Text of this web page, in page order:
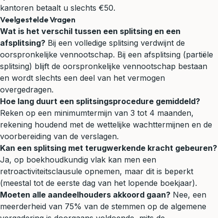
kantoren betaalt u slechts €50.
Veelgestelde Vragen
Wat is het verschil tussen een splitsing en een
afsplitsing? Bij een volledige splitsing verdwijnt de
oorspronkelijke vennootschap. Bij een afsplitsing (partiële
splitsing) blijft de oorspronkelijke vennootschap bestaan
en wordt slechts een deel van het vermogen
overgedragen.
Hoe lang duurt een splitsingsprocedure gemiddeld?
Reken op een minimumtermijn van 3 tot 4 maanden,
rekening houdend met de wettelijke wachttermijnen en de
voorbereiding van de verslagen.
Kan een splitsing met terugwerkende kracht gebeuren?
Ja, op boekhoudkundig vlak kan men een
retroactiviteitsclausule opnemen, maar dit is beperkt
(meestal tot de eerste dag van het lopende boekjaar).
Moeten alle aandeelhouders akkoord gaan? Nee, een
meerderheid van 75% van de stemmen op de algemene